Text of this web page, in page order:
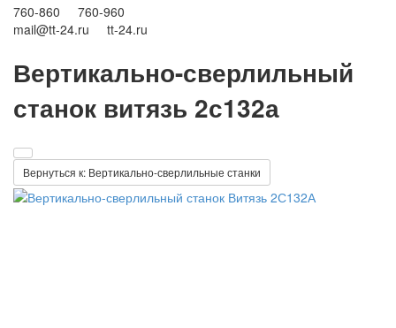
760-860 760-960
mail@tt-24.ru tt-24.ru
Вертикально-сверлильный
станок витязь 2с132а
Вернуться к: Вертикально-сверлильные станки